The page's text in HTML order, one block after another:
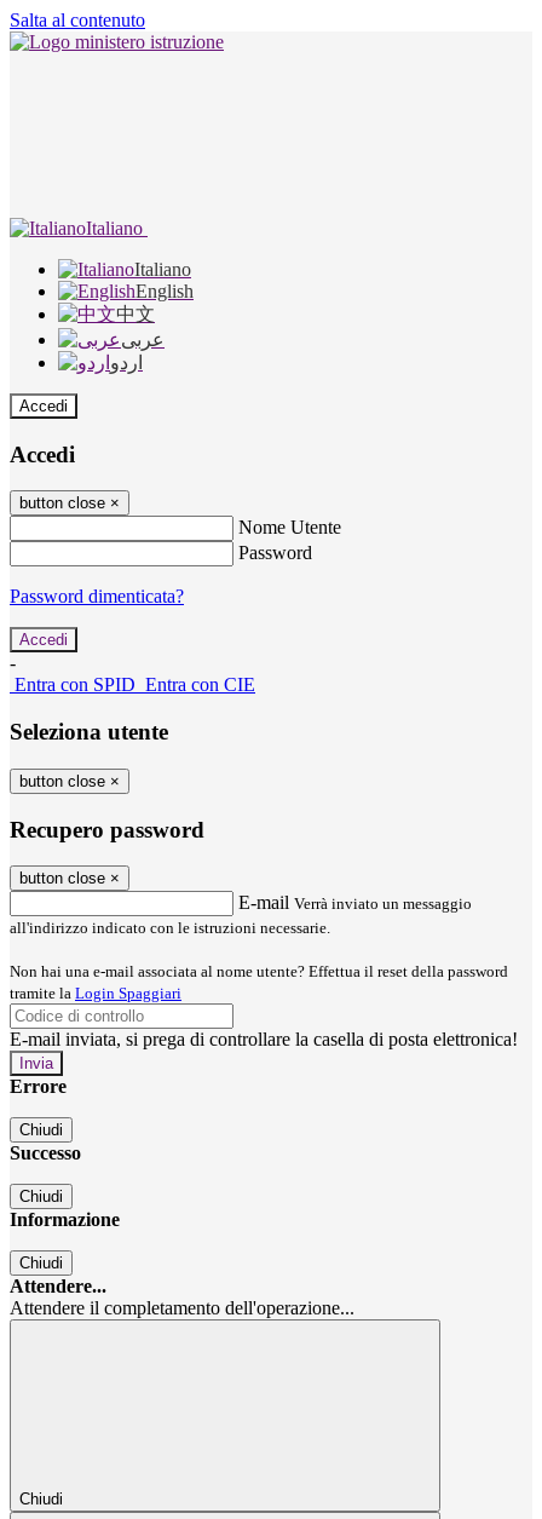
Salta al contenuto
Italiano
Italiano
English
中文
عربى
اردو
Accedi
Accedi
button close ×
Nome Utente
Password
Password dimenticata?
-
Entra con SPID Entra con CIE
Seleziona utente
button close ×
Recupero password
button close ×
E-mail Verrà inviato un messaggio
all'indirizzo indicato con le istruzioni necessarie.
Non hai una e-mail associata al nome utente? Effettua il reset della password
tramite la Login Spaggiari
E-mail inviata, si prega di controllare la casella di posta elettronica!
Errore
Chiudi
Successo
Chiudi
Informazione
Chiudi
Attendere...
Attendere il completamento dell'operazione...
Chiudi